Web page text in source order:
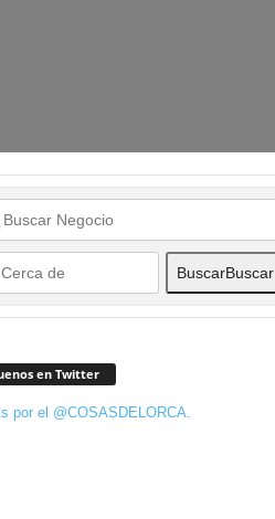
BuscarBuscar
en Twitter
por el @COSASDELORCA.